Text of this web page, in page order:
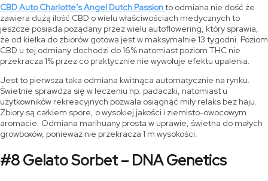
CBD Auto Charlotte’s Angel Dutch Passionto odmiana nie dość że
zawiera dużą ilość CBD o wielu właściwościach medycznych to
jeszcze posiada pożądany przez wielu autoflowering, który sprawia,
że od kiełka do zbiorów gotowa jest w maksymalnie 13 tygodni. Poziom
CBD u tej odmiany dochodzi do 16% natomiast poziom THC nie
przekracza 1% przez co praktycznie nie wywołuje efektu upalenia.
Jest to pierwsza taka odmiana kwitnąca automatycznie na rynku.
Świetnie sprawdza się w leczeniu np. padaczki, natomiast u
użytkowników rekreacyjnych pozwala osiągnąć miły relaks bez haju.
Zbiory są całkiem spore, o wysokiej jakości i ziemisto-owocowym
aromacie. Odmiana marihuany prosta w uprawie, świetna do małych
growboxów, ponieważ nie przekracza 1 m wysokości.
#8 Gelato Sorbet – DNA Genetics